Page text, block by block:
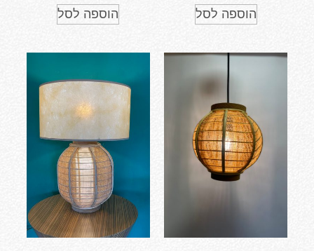
הוספה לסל הוספה לסל